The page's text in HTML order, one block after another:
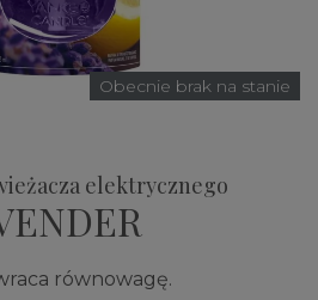
Obecnie brak na stanie
elektrycznego
równowagę.